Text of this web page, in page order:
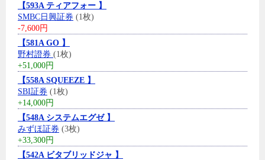
【593A ティアフォー 】
SMBC日興証券 (1枚)
-7,600円
【581A GO 】
野村證券 (1枚)
+51,000円
【558A SQUEEZE 】
SBI証券 (1枚)
+14,000円
【548A システムエグゼ 】
みずほ証券 (3枚)
+33,300円
【542A ビタブリッドジャ 】